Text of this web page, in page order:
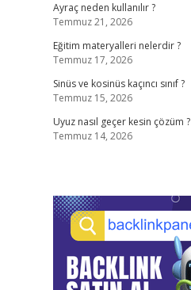
Ayraç neden kullanılır ?
Temmuz 21, 2026
Eğitim materyalleri nelerdir ?
Temmuz 17, 2026
Sinüs ve kosinüs kaçıncı sınıf ?
Temmuz 15, 2026
Uyuz nasıl geçer kesin çözüm ?
Temmuz 14, 2026